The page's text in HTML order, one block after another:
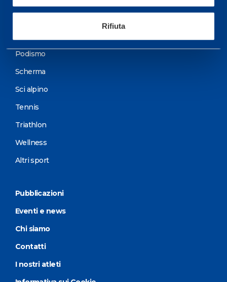
Rifiuta
Podismo
Scherma
Sci alpino
Tennis
Triathlon
Wellness
Altri sport
Pubblicazioni
Eventi e news
Chi siamo
Contatti
I nostri atleti